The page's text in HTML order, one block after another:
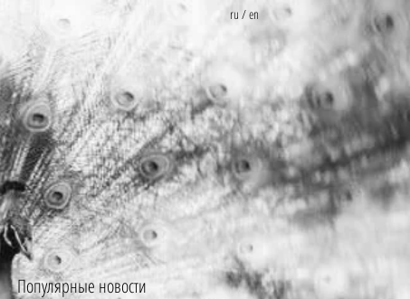
ru /en
Популярные новости